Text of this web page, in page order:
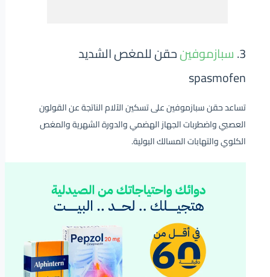
3. سبازموفينحقن للمغص الشديد
spasmofen
تساعد حقن سبازموفين على تسكين الآلام الناتجة عن القولون
العصبي واضطربات الجهاز الهضمي والدورة الشهرية والمغص
الكلوي والتهابات المسالك البولية.